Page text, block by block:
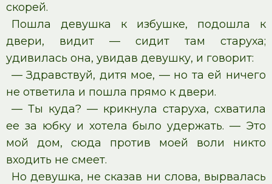
скорей.
Пошла девушка к избушке, подошла к
двери, видит — сидит там старуха;
удивилась она, увидав девушку, и говорит:
— Здравствуй, дитя мое, — но та ей ничего
не ответила и пошла прямо к двери.
— Ты куда? — крикнула старуха, схватила
ее за юбку и хотела было удержать. — Это
мой дом, сюда против моей воли никто
входить не смеет.
Но девушка, не сказав ни слова, вырвалась